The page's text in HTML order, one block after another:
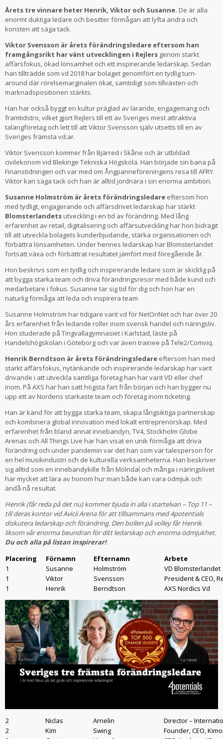
Årets tre vinnare heter Henrik, Viktor och Susanne. De är alla
enormt duktiga ledare och besitter förmågan att lyfta andra och
konsten att säga tack.
Viktor Svensson är årets förändringsledare eftersom han
framgångsrikt har vänt utvecklingen i Rejlers genom starkt
affärsfokus, ökad lönsamhet och ett inspirerande ledarskap. Sedan
han tillträdde som vd 2018 har bolaget genomfört en tydlig turn-
around där rörelsemarginalen ökat, samtidigt som tillväxten och
marknadspositionen stärkts.
Han har också byggt en kultur präglad av lärande, engagemang och
framtidstro, vilket gjort Rejlers till ett av Sveriges mest attraktiva
talangföretag och lett till att Viktor Svensson själv utsetts till en av
Sveriges främsta vd:ar.
Viktor Svensson kommer från Bjärred i Skåne och är utbildad
civilekonom vid Blekinge Tekniska Högskola. Han började sin bana på
Finanstidningen och var med om Ångpanneföreningens resa till AFRY.
Viktor kan säga tack och han är alltid jordnära i sin enorma ambition.
Susanne Holmström är årets förändringsledare eftersom hon
med tydligt, engagerande och affärsdrivet ledarskap har stärkt
Blomsterlandets utveckling i en tid av förändring. Med lång
erfarenhet av retail, digitalisering och affärsutveckling har hon bidragit
till att utveckla bolagets kunderbjudande, stärka organisationen och
förbättra lönsamheten. Under hennes ledarskap har Blomsterlandet
fortsatt växa och förbättrat resultatet jämfört med föregående år.
Hon beskrivs som en tydlig och inspirerande ledare som är skicklig på
att bygga starka team och driva förändringsresor med både kund och
medarbetare i fokus. Susanne tar sig tid för dig och hon har en
naturlig förmåga att leda och inspirera team
Susanne Holmström har tidigare varit vd för NetOnNet och har över 20
års erfarenhet från ledande roller inom svensk handel och näringsliv.
Hon studerade på Tingvallagymnasiet i Karlstad, läste på
Handelshögskolan i Göteborg och var även trainee på Tele2/Comviq.
Henrik Berndtson är årets förändringsledare eftersom han med
starkt affärsfokus, nytänkande och inspirerande ledarskap har varit
drivande i att utveckla samtliga företag han har varit VD eller chef
inom. På AXS har han satt högsta fart från början och han bygger nu
upp ett av Nordens starkaste team och företag inom ticketing.
Han är känd för att bygga starka team, skapa långsiktiga partnerskap
och kombinera global innovation med lokalt entreprenörskap. Med
erfarenhet från bland annat innebandyn, TV4, Stockholm Globe
Arenas och All Things Live har han visat en unik förmåga att driva
förändring och under pandemin var det han som var talesperson för
en hel musikindustri och de kulturella verksamheterna. Han beskriver
sig alltid som en innebandykille från Mölndal och många i näringslivet
har mycket att lära av honom hur man både kan vara ödmjuk och
ändå nå resultat.
Henrik (får reda på det nu) kommer bjuda in alla i startelvan – Top 11 –
till deras kontor vid Avicii Arena för att tillsammans med 4potentials
diskutera ledarskap och förändring. Den bollen på volley får Henrik
liksom vår enorma beundran för ditt ledarskap och enorma ödmjukhet.
Du och alla på listan inspirerar!
Placering
Förnamn Efternamn
Arbete
1
Susanne Holmström
VD Blomsterlandet
1
Viktor Svensson
President & CEO,
1
Henrik Berndtson AXS Nordics Vd
2 Niclas Arnelin
Director –
2
Kim Swing
Founder, CEO,